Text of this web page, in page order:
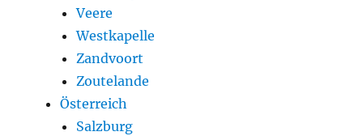
Veere
Westkapelle
Zandvoort
Zoutelande
Österreich
Salzburg